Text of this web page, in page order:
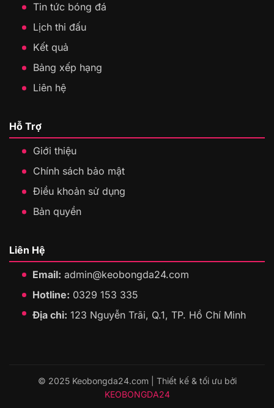
Tin tức bóng đá
Lịch thi đấu
Kết quả
Bảng xếp hạng
Liên hệ
Hỗ Trợ
Giới thiệu
Chính sách bảo mật
Điều khoản sử dụng
Bản quyền
Liên Hệ
Email: admin@keobongda24.com
Hotline: 0329 153 335
Địa chỉ: 123 Nguyễn Trãi, Q.1, TP. Hồ Chí Minh
© 2025 Keobongda24.com | Thiết kế & tối ưu bởi
KEOBONGDA24